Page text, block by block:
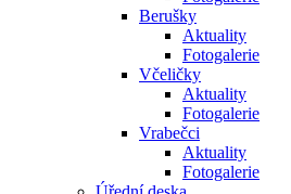
Berušky
Aktuality
Fotogalerie
Včeličky
Aktuality
Fotogalerie
Vrabečci
Aktuality
Fotogalerie